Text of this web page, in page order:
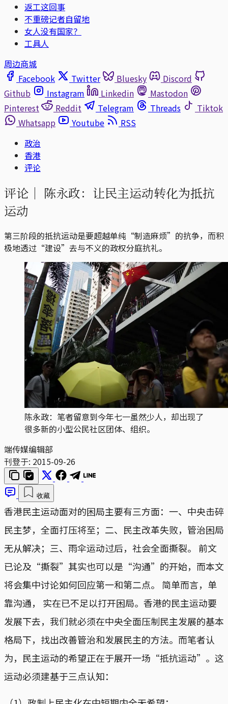
返工这回事
不重磅记者自留地
女人没有国家？
工具人
周边商城
Facebook
Twitter Bluesky
Discord
Github
Instagram Linkedin
Mastodon
Pinterest
Reddit Telegram Threads
Tiktok
Whatsapp
Youtube
RSS
政治
香港
评论
评论｜ 陈永政：让民主运动转化为抵抗
运动
第三阶段的抵抗运动是要超越单纯“制造麻烦”的抗争，而积
极地透过“建设”去与不义的政权分庭抗礼。
陈永政：笔者留意到今年七一虽然少人，却出现了
很多新的小型公民社区团体、组织。
端传媒编辑部
刊登于: 2015-09-26
收藏
香港民主运动面对的困局主要有三方面：一、中央击碎
民主梦，全面打压将至；二、民主改革失败，管治困局
无从解决；三、雨伞运动过后，社会全面撕裂。 前文
已论及“撕裂”其实也可以是“沟通”的开始，而本文
将会集中讨论如何回应第一和第二点。 简单而言，单
靠沟通， 实在已不足以打开困局。香港的民主运动要
发展下去，我们就必须在中央全面压制民主发展的基本
格局下，找出改善管治和发展民主的方法。而笔者认
为，民主运动的希望正在于展开一场“抵抗运动”。这
运动必须建基于三点认知：